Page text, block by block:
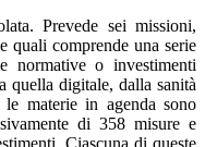
Prevede sei missioni,
quali comprende una serie
normative o investimenti
quella digitale, dalla sanità
materie in agenda sono
di 358 misure e